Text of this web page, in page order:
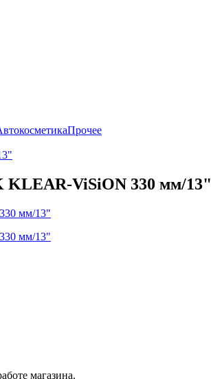
Прочее
KLEAR-ViSiON 330 мм/13"
магазина.